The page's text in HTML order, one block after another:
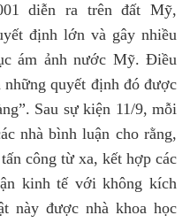
diễn ra trên đất Mỹ,
định lớn và gây nhiều
ám ảnh nước Mỹ. Điều
quyết định đó được
Sau sự kiện 11/9, mỗi
nhà bình luận cho rằng,
công từ xa, kết hợp các
kinh tế với không kích
này được nhà khoa học